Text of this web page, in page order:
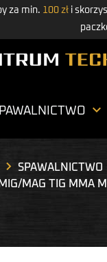
za min. 100 złi

SPAWALNICTWO
MAG TIG MMA